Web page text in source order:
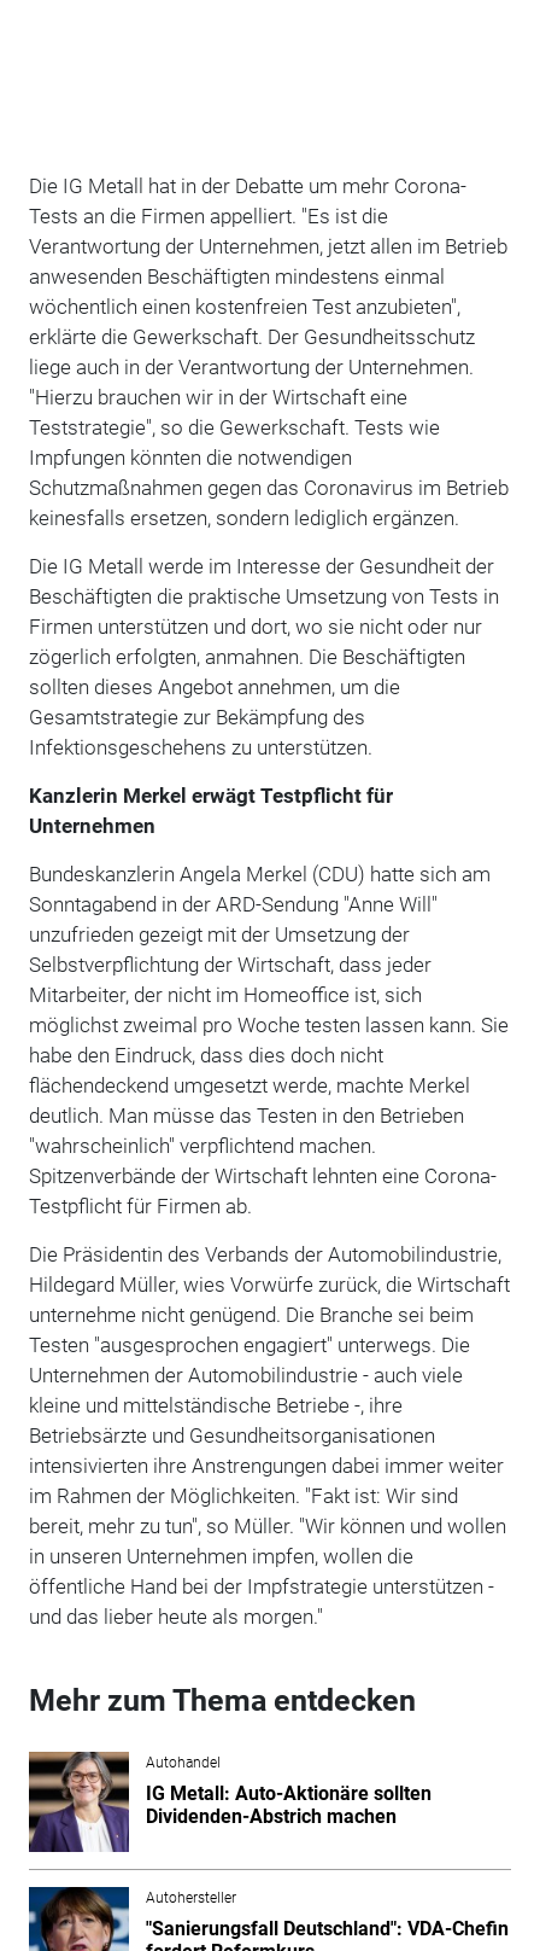
Die IG Metall hat in der Debatte um mehr Corona-
Tests an die Firmen appelliert. "Es ist die
Verantwortung der Unternehmen, jetzt allen im Betrieb
anwesenden Beschäftigten mindestens einmal
wöchentlich einen kostenfreien Test anzubieten",
erklärte die Gewerkschaft. Der Gesundheitsschutz
liege auch in der Verantwortung der Unternehmen.
"Hierzu brauchen wir in der Wirtschaft eine
Teststrategie", so die Gewerkschaft. Tests wie
Impfungen könnten die notwendigen
Schutzmaßnahmen gegen das Coronavirus im Betrieb
keinesfalls ersetzen, sondern lediglich ergänzen.
Die IG Metall werde im Interesse der Gesundheit der
Beschäftigten die praktische Umsetzung von Tests in
Firmen unterstützen und dort, wo sie nicht oder nur
zögerlich erfolgten, anmahnen. Die Beschäftigten
sollten dieses Angebot annehmen, um die
Gesamtstrategie zur Bekämpfung des
Infektionsgeschehens zu unterstützen.
Kanzlerin Merkel erwägt Testpflicht für
Unternehmen
Bundeskanzlerin Angela Merkel (CDU) hatte sich am
Sonntagabend in der ARD-Sendung "Anne Will"
unzufrieden gezeigt mit der Umsetzung der
Selbstverpflichtung der Wirtschaft, dass jeder
Mitarbeiter, der nicht im Homeoffice ist, sich
möglichst zweimal pro Woche testen lassen kann. Sie
habe den Eindruck, dass dies doch nicht
flächendeckend umgesetzt werde, machte Merkel
deutlich. Man müsse das Testen in den Betrieben
"wahrscheinlich" verpflichtend machen.
Spitzenverbände der Wirtschaft lehnten eine Corona-
Testpflicht für Firmen ab.
Die Präsidentin des Verbands der Automobilindustrie,
Hildegard Müller, wies Vorwürfe zurück, die Wirtschaft
unternehme nicht genügend. Die Branche sei beim
Testen "ausgesprochen engagiert" unterwegs. Die
Unternehmen der Automobilindustrie - auch viele
kleine und mittelständische Betriebe -, ihre
Betriebsärzte und Gesundheitsorganisationen
intensivierten ihre Anstrengungen dabei immer weiter
im Rahmen der Möglichkeiten. "Fakt ist: Wir sind
bereit, mehr zu tun", so Müller. "Wir können und wollen
in unseren Unternehmen impfen, wollen die
öffentliche Hand bei der Impfstrategie unterstützen -
und das lieber heute als morgen."
Mehr zum Thema entdecken
Autohandel
IG Metall: Auto-Aktionäre sollten
Dividenden-Abstrich machen
Autohersteller
"Sanierungsfall Deutschland": VDA-Chefin